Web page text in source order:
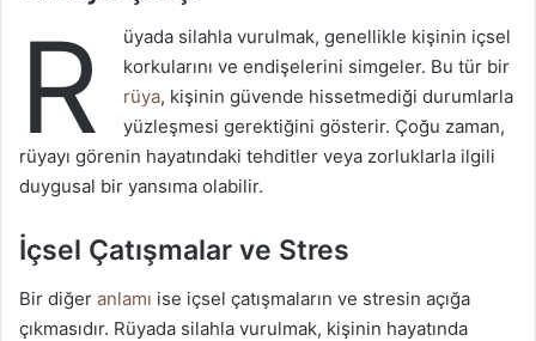
R
üyada silahla vurulmak, genellikle kişinin içsel
korkularını ve endişelerini simgeler. Bu tür bir
rüya, kişinin güvende hissetmediği durumlarla
yüzleşmesi gerektiğini gösterir. Çoğu zaman,
rüyayı görenin hayatındaki tehditler veya zorluklarla ilgili
duygusal bir yansıma olabilir.
İçsel Çatışmalar ve Stres
Bir diğer anlamı ise içsel çatışmaların ve stresin açığa
çıkmasıdır. Rüyada silahla vurulmak, kişinin hayatında